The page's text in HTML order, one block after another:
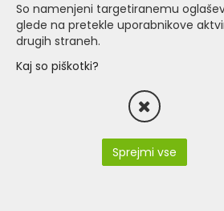
So namenjeni targetiranemu
glede na pretekle uporabnikove
drugih straneh.
Kaj so piškotki?
Sprejmi vse